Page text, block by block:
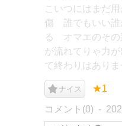
こいつにはまだ
傷 誰でもいい誰
る オマエのそ
が流れてりゃ力
て終わりはあり
ナイス ★1
コメント(0)